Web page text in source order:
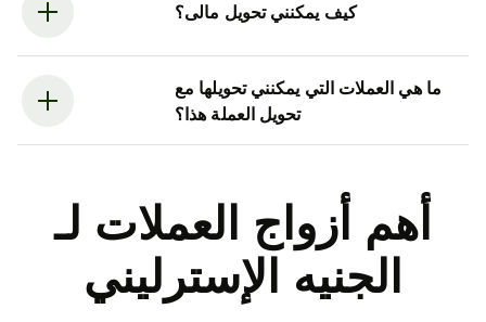
كيف يمكنني تحويل مالى؟
ما هي العملات التي يمكنني تحويلها مع
تحويل العملة هذا؟
أهم أزواج العملات لـ
الجنيه الإسترليني